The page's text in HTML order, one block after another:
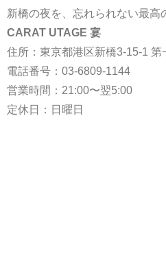
新橋の夜を、忘れられない最高
CARAT UTAGE 宴
住所：東京都港区新橋3-15-1 第
電話番号： 03-6809-1144
営業時間：21:00〜翌5:00
定休日：日曜日